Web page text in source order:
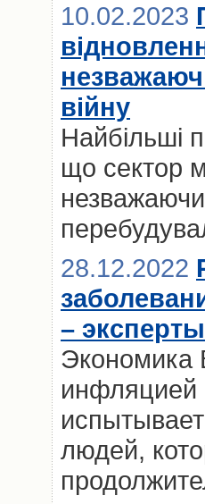
10.02.2023
війну
Найбільші
що сектор
незважаючи
28.12.2022
– эксперты
Экономика
инфляцией
людей,